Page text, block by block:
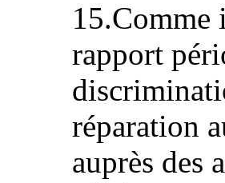
15.Comme
rapport
réparation
auprès des